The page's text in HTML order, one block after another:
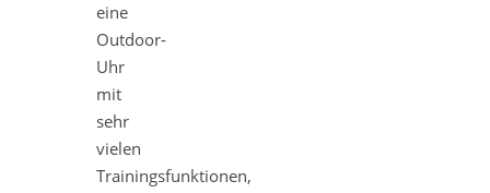
eine
Outdoor-
Uhr
mit
sehr
vielen
Trainingsfunktionen,